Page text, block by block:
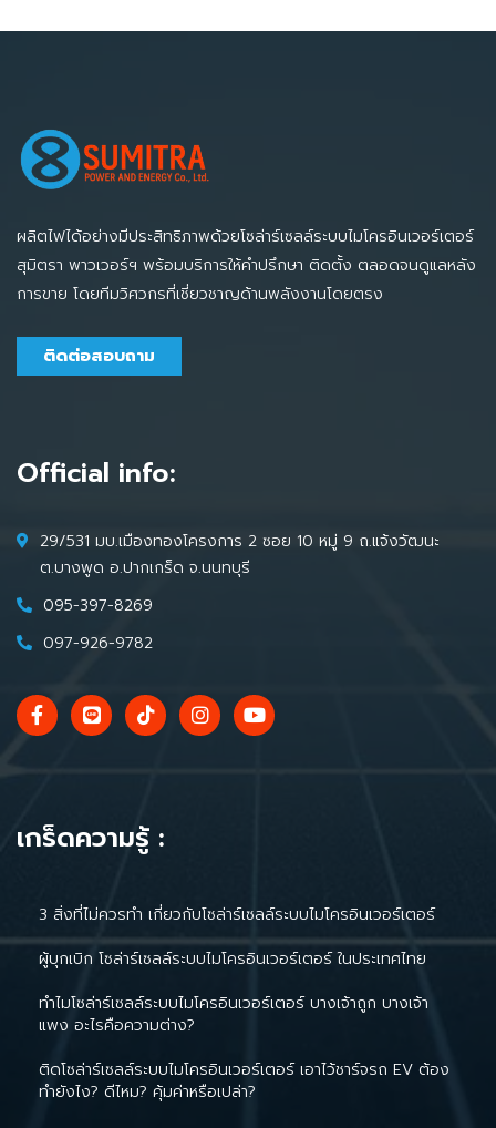
ผลิตไฟได้อย่างมีประสิทธิภาพด้วยโซล่าร์เซลล์ระบบไมโครอินเวอร์เตอร์
สุมิตรา พาวเวอร์ฯ พร้อมบริการให้คำปรึกษา ติดตั้ง ตลอดจนดูแลหลัง
การขาย โดยทีมวิศวกรที่เชี่ยวชาญด้านพลังงานโดยตรง
ติดต่อสอบถาม
Official info:
29/531 มบ.เมืองทองโครงการ 2 ซอย 10 หมู่ 9 ถ.แจ้งวัฒนะ
ต.บางพูด อ.ปากเกร็ด จ.นนทบุรี
095-397-8269
097-926-9782
เกร็ดความรู้ :
3 สิ่งที่ไม่ควรทำ เกี่ยวกับโซล่าร์เซลล์ระบบไมโครอินเวอร์เตอร์
ผู้บุกเบิก โซล่าร์เซลล์ระบบไมโครอินเวอร์เตอร์ ในประเทศไทย
ทำไมโซล่าร์เซลล์ระบบไมโครอินเวอร์เตอร์ บางเจ้าถูก บางเจ้า
แพง อะไรคือความต่าง?
ติดโซล่าร์เซลล์ระบบไมโครอินเวอร์เตอร์ เอาไว้ชาร์จรถ EV ต้อง
ทำยังไง? ดีไหม? คุ้มค่าหรือเปล่า?